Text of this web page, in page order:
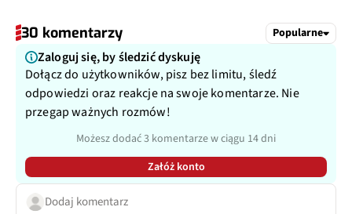
30 komentarzy Popularne
Zaloguj się, by śledzić dyskuję
Dołącz do użytkowników, pisz bez limitu, śledź
odpowiedzi oraz reakcje na swoje komentarze. Nie
przegap ważnych rozmów!
Możesz dodać 3 komentarze w ciągu 14 dni
Załóż konto
Dodaj komentarz